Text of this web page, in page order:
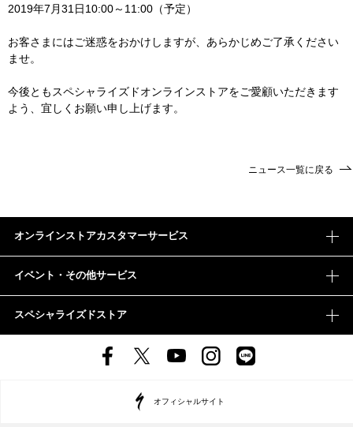
2019年7月31日10:00～11:00（予定）
お客さまにはご迷惑をおかけしますが、あらかじめご了承ください
ませ。
今後ともスペシャライズドオンラインストアをご愛顧いただきます
よう、宜しくお願い申し上げます。
ニュース一覧に戻る
オンラインストアカスタマーサービス
イベント・その他サービス
スペシャライズドストア
オフィシャルサイト